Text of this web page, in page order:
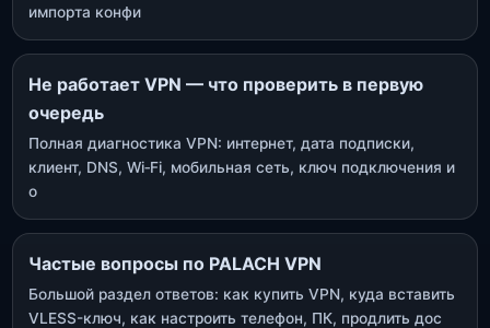
импорта конфи
Не работает VPN — что проверить в первую
очередь
Полная диагностика VPN: интернет, дата подписки,
клиент, DNS, Wi‑Fi, мобильная сеть, ключ подключения и
о
Частые вопросы по PALACH VPN
Большой раздел ответов: как купить VPN, куда вставить
VLESS-ключ, как настроить телефон, ПК, продлить дос